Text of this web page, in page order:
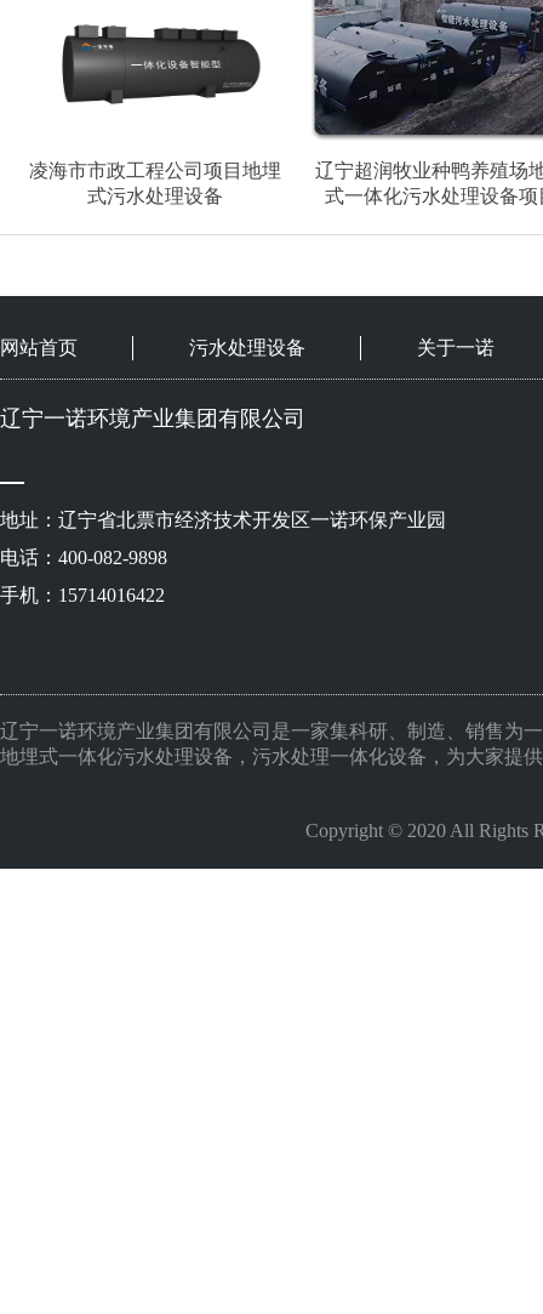
凌海市市政工程公司项目地埋
式污水处理设备
辽宁超润牧业种鸭养殖场
式一体化污水处理设备项
网站首页 污水处理设备 关于一诺
辽宁一诺环境产业集团有限公司
地址：辽宁省北票市经济技术开发区一诺环保产业园
电话：400-082-9898
手机：15714016422
辽宁一诺环境产业集团有限公司是一家集科研、制造、销售为
地埋式一体化污水处理设备，污水处理一体化设备，为大家提
Copyright © 2020 All Rights